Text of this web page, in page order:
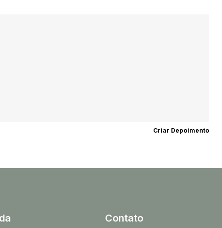
Criar Depoimento
Contato